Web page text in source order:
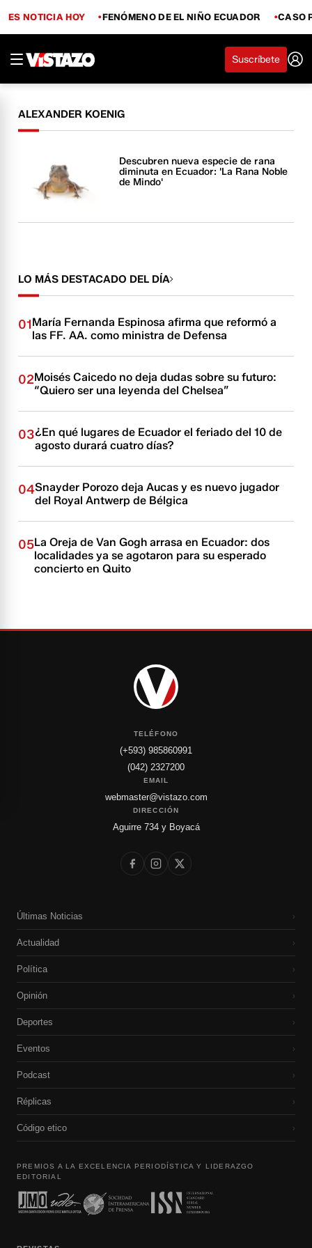
ES NOTICIA HOY FENÓMENO DE EL NIÑO ECUADOR CASO
Suscríbete
ALEXANDER KOENIG
Descubren nueva especie de rana
diminuta en Ecuador: 'La Rana Noble
de Mindo'
LO MÁS DESTACADO DEL DÍA
01María Fernanda Espinosa afirma que reformó a
las FF. AA. como ministra de Defensa
02Moisés Caicedo no deja dudas sobre su futuro:
“Quiero ser una leyenda del Chelsea”
03¿En qué lugares de Ecuador el feriado del 10 de
agosto durará cuatro días?
04Snayder Porozo deja Aucas y es nuevo jugador
del Royal Antwerp de Bélgica
05La Oreja de Van Gogh arrasa en Ecuador: dos
localidades ya se agotaron para su esperado
concierto en Quito
TELÉFONO
(+593) 985860991
(042) 2327200
EMAIL
webmaster@vistazo.com
DIRECCIÓN
Aguirre 734 y Boyacá
Últimas Noticias ›
Actualidad ›
Política ›
Opinión ›
Deportes ›
Eventos ›
Podcast ›
Réplicas ›
Código etico ›
PREMIOS A LA EXCELENCIA PERIODÍSTICA Y LIDERAZGO
EDITORIAL